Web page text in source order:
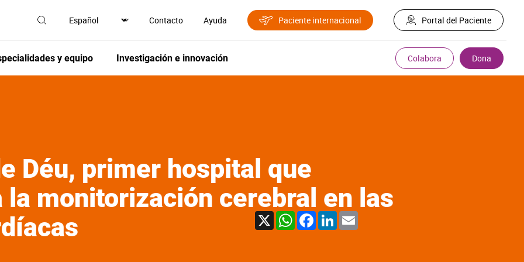
Contacto Ayuda Paciente internacional Portal del Paciente
y equipo Investigación e innovación Colabora Dona
Déu, primer hospital que
monitorización cerebral en las
X WhatsAppFacebook
LinkedIn